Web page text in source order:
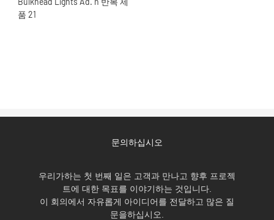
문의하십시오
우리가하는 첫 번째 일은 고객과 만나고 향후 프로젝
트에 대한 목표를 이야기하는 것입니다.
이 회의에서 자유롭게 아이디어를 전달하고 많은 질
문을하십시오.